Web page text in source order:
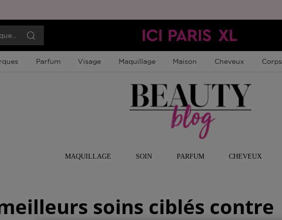
Durée Limitée
Parfum Visage Maquillage Maison Cheveux Corps
MAQUILLAGE SOIN PARFUM CHEVEUX
soins ciblés contre